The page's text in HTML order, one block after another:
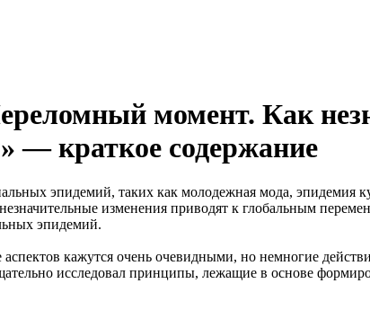
момент. Как
— краткое содержание
эпидемий, таких как молодежная мода, эпидемия
изменения приводят к глобальным
эпидемий.
кажутся очень очевидными, но немногие
исследовал принципы, лежащие в основе